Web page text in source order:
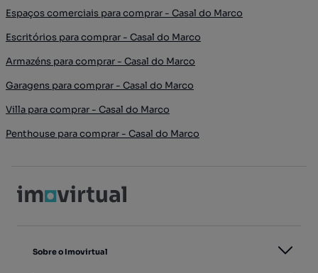
Espaços comerciais para comprar - Casal do Marco
Escritórios para comprar - Casal do Marco
Armazéns para comprar - Casal do Marco
Garagens para comprar - Casal do Marco
Villa para comprar - Casal do Marco
Penthouse para comprar - Casal do Marco
Sobre o Imovirtual